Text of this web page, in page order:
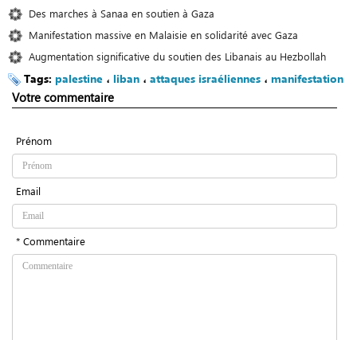
Des marches à Sanaa en soutien à Gaza
Manifestation massive en Malaisie en solidarité avec Gaza
Augmentation significative du soutien des Libanais au Hezbollah
Tags: palestine ، liban ، attaques israéliennes ، manifestation
Votre commentaire
Prénom
Email
* Commentaire